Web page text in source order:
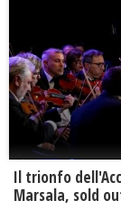
Il trionfo
Marsala, sold